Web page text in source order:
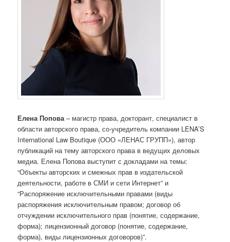
Елена Попова– магистр права, докторант, специалист в
области авторского права, со-учредитель компании LENA’S
International Law Boutique (ООО «ЛЕНАС ГРУПП»), автор
публикаций на тему авторского права в ведущих деловых
медиа. Елена Попова выступит с докладами на темы:
“Объекты авторских и смежных прав в издательской
деятельности, работе в СМИ и сети Интернет” и
“Распоряжение исключительными правами (виды
распоряжения исключительным правом; договор об
отчуждении исключительного прав (понятие, содержание,
форма); лицензионный договор (понятие, содержание,
форма), виды лицензионных договоров)”.